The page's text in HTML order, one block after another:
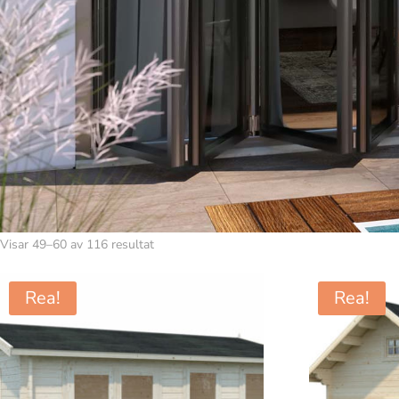
Visar 49–60 av 116 resultat
Rea! Rea!